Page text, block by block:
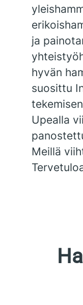
ja
hyvän
suosittu
Upealla
Meillä